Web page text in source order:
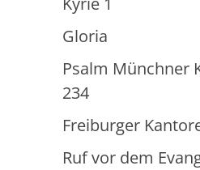
Gloria 169
Psalm Münchner
234
Freiburger
Ruf vor dem